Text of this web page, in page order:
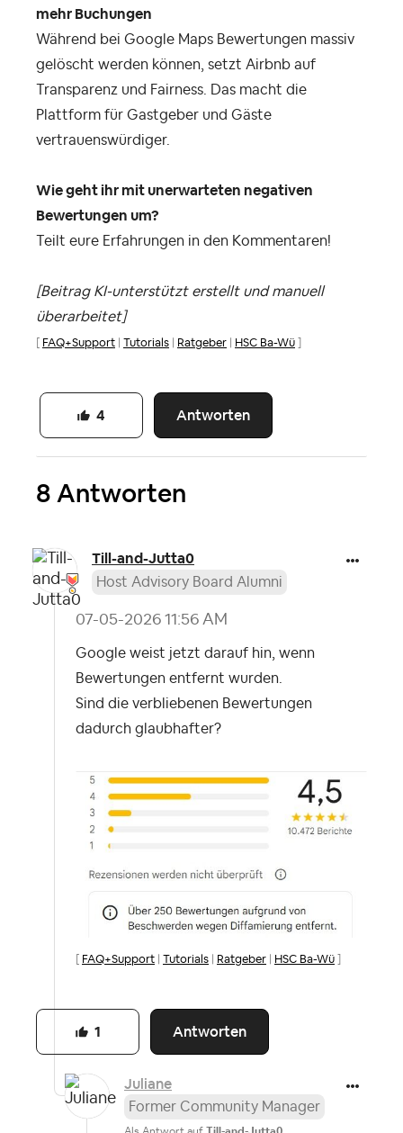
mehr Buchungen
Während bei Google Maps Bewertungen massiv
gelöscht werden können, setzt Airbnb auf
Transparenz und Fairness. Das macht die
Plattform für Gastgeber und Gäste
vertrauenswürdiger.
Wie geht ihr mit unerwarteten negativen
Bewertungen um?
Teilt eure Erfahrungen in den Kommentaren!
[Beitrag KI-unterstützt erstellt und manuell
überarbeitet]
[ FAQ+Support | Tutorials | Ratgeber | HSC Ba-Wü ]
Antworten
4
8 Antworten
Till-and-Jutta0
Host Advisory Board Alumni
‎07-05-2026 11:56 AM
Google weist jetzt darauf hin, wenn
Bewertungen entfernt wurden.
Sind die verbliebenen Bewertungen
dadurch glaubhafter?
FAQ+Support Tutorials Ratgeber HSC Ba-Wü
Antworten
1
Juliane
Former Community Manager